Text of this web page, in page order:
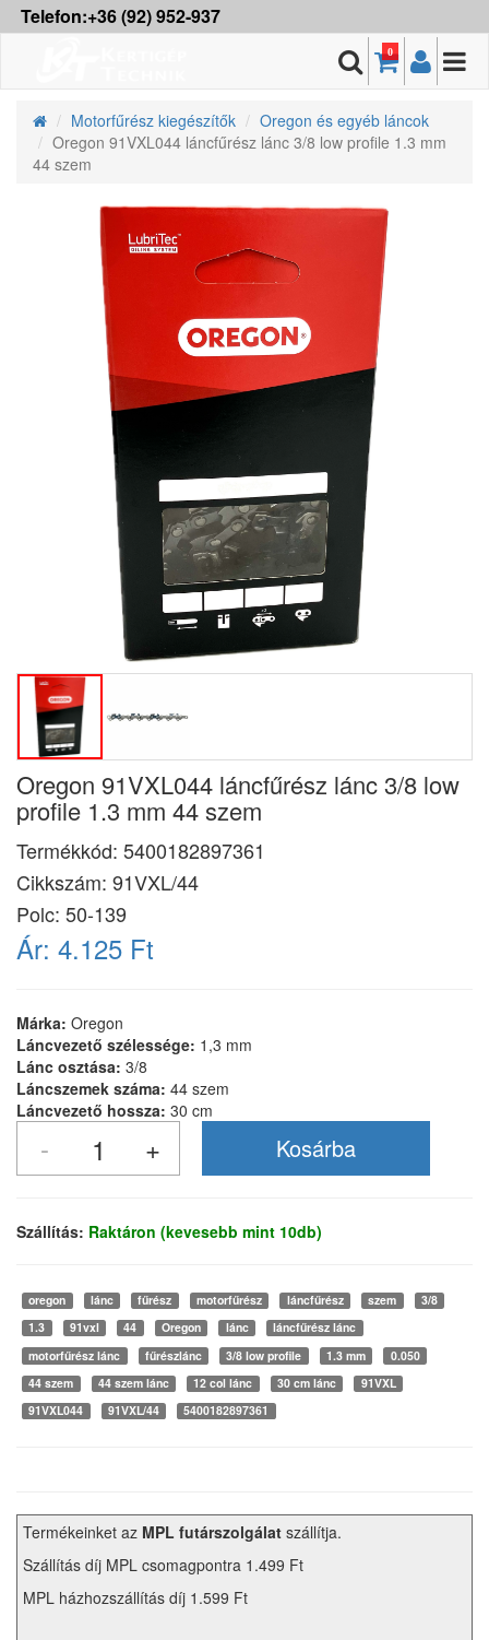
Telefon:+36 (92) 952-937
0
Motorfűrész kiegészítők
Oregon és egyéb láncok
Oregon 91VXL044 láncfűrész lánc 3/8 low profile 1.3 mm
44 szem
Oregon 91VXL044 láncfűrész lánc 3/8 low
profile 1.3 mm 44 szem
Termékkód: 5400182897361
Cikkszám: 91VXL/44
Polc: 50-139
Ár: 4.125 Ft
Márka: Oregon
Láncvezető szélessége: 1,3 mm
Lánc osztása: 3/8
Láncszemek száma: 44 szem
Láncvezető hossza: 30 cm
Szállítás: Raktáron (kevesebb mint 10db)
oregon lánc fűrész motorfűrész láncfűrész szem
3/8
1.3
91vxl 44 Oregon lánc
láncfűrész lánc
motorfűrész lánc
fűrészlánc 3/8 low profile 1.3 mm
0.050
44 szem
44 szem lánc 12 col lánc 30 cm lánc
91VXL
91VXL044
91VXL/44 5400182897361
Termékeinket az MPL futárszolgálat szállítja.
Szállítás díj MPL csomagpontra 1.499 Ft
MPL házhozszállítás díj 1.599 Ft